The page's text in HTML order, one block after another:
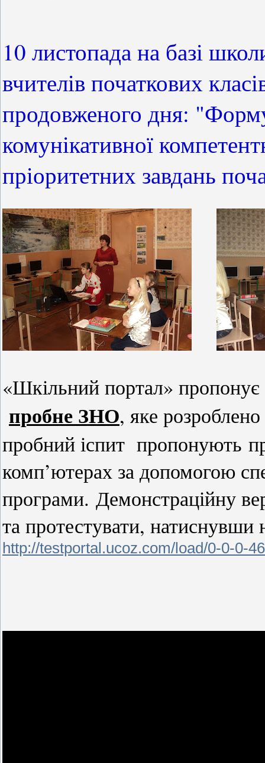
10 листопада на базі
вчителів початкових
продовженого дня:
комунікативної
пріоритетних завдань
«Шкільний портал»
пробне ЗНО, яке
пробний іспит пропонують
комп’ютерах за допомогою
програми. Демонстраційну
та протестувати, натиснувши
http://testportal.ucoz.com/load/0-0-0-